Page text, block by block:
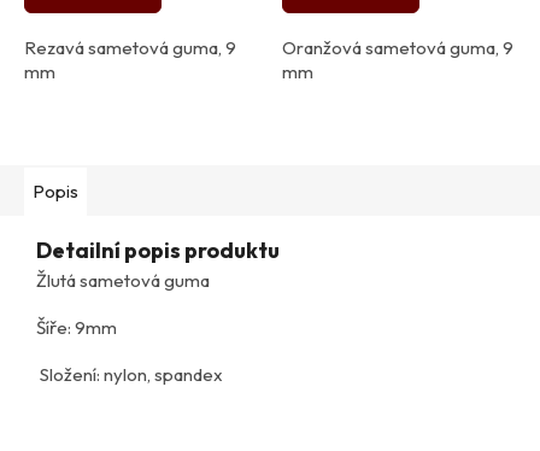
Rezavá sametová guma, 9
mm
Oranžová sametová guma, 9
mm
Popis
Detailní popis produktu
Žlutá sametová guma
Šíře: 9mm
Složení: nylon, spandex